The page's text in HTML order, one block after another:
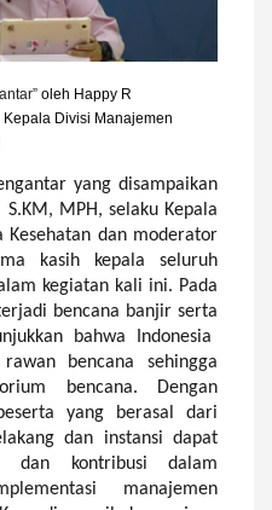
oleh Happy R
Divisi Manajemen
yang disampaikan
MPH, selaku Kepala
Kesehatan dan moderator
kasih kepala seluruh
kegiatan kali ini. Pada
bencana banjir serta
bahwa Indonesia
bencana sehingga
bencana. Dengan
yang berasal dari
dan instansi dapat
dan kontribusi dalam
manajemen